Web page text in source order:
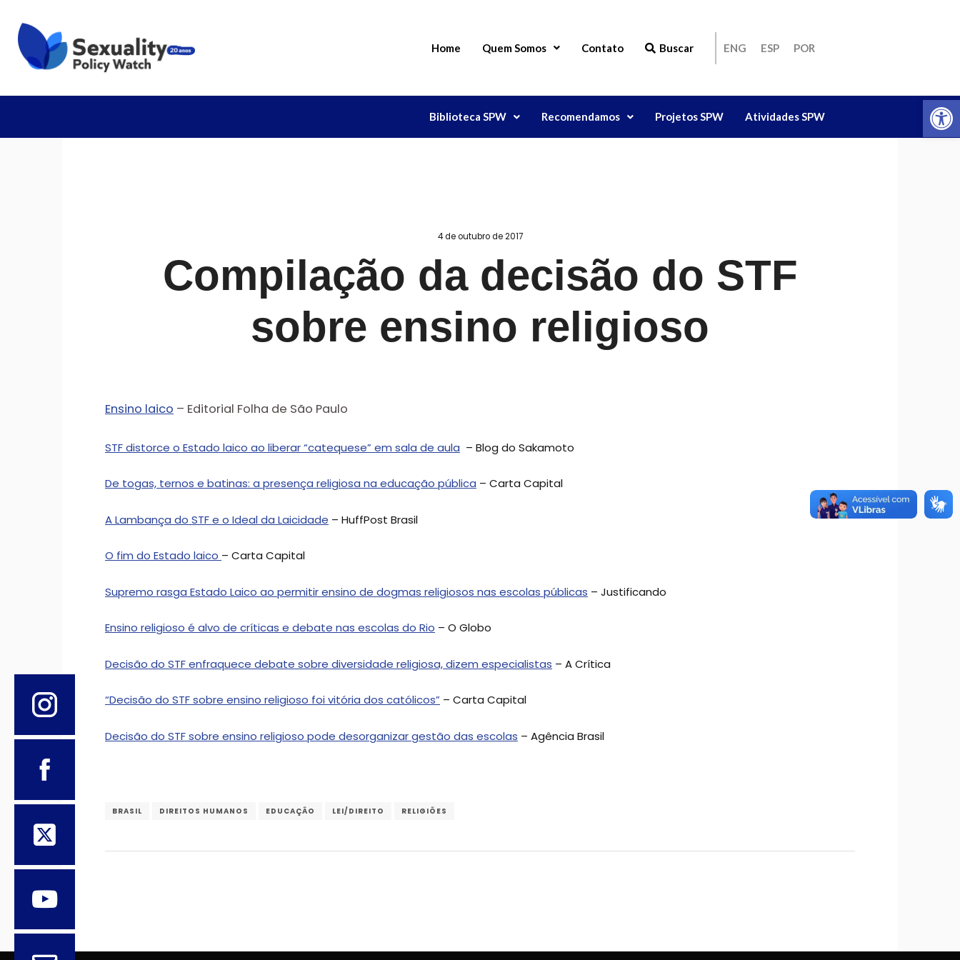
Home Quem Somos Contato Buscar ENG ESP POR
Biblioteca SPW Recomendamos Projetos SPW Atividades SPW
4 de outubro de 2017
Compilação da decisão do STF
sobre ensino religioso
Ensino laico – Editorial Folha de São Paulo
STF distorce o Estado laico ao liberar “catequese” em sala de aula – Blog do Sakamoto
De togas, ternos e batinas: a presença religiosa na educação pública – Carta Capital
A Lambança do STF e o Ideal da Laicidade – HuffPost Brasil
O fim do Estado laico – Carta Capital
Supremo rasga Estado Laico ao permitir ensino de dogmas religiosos nas escolas públicas – Justificando
Ensino religioso é alvo de críticas e debate nas escolas do Rio – O Globo
Decisão do STF enfraquece debate sobre diversidade religiosa, dizem especialistas – A Crítica
“Decisão do STF sobre ensino religioso foi vitória dos católicos” – Carta Capital
Decisão do STF sobre ensino religioso pode desorganizar gestão das escolas – Agência Brasil
BRASIL DIREITOS HUMANOS EDUCAÇÃO LEI/DIREITO RELIGIÕES